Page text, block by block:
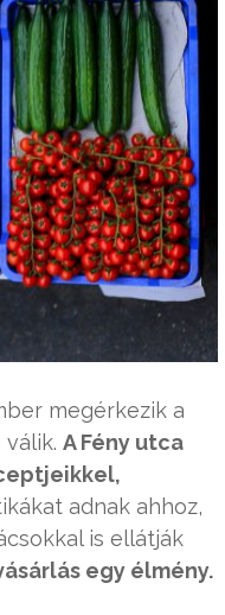
megérkezik a
A Fény utca
adnak ahhoz,
is ellátják
egy élmény.